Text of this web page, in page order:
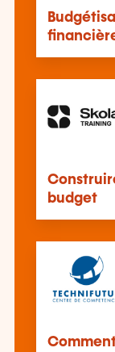
budget